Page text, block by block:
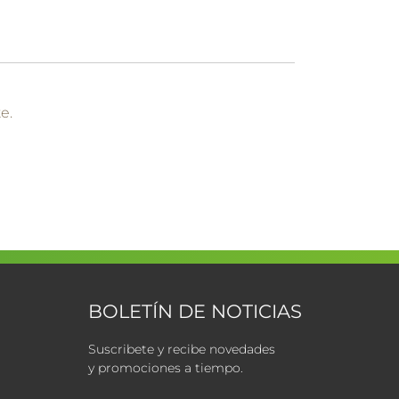
BOLETÍN DE NOTICIAS
Suscribete y recibe novedades
y promociones a tiempo.